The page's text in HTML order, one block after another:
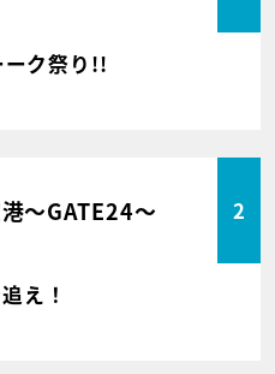
ーク祭り!!
～GATE24～ 2
え！